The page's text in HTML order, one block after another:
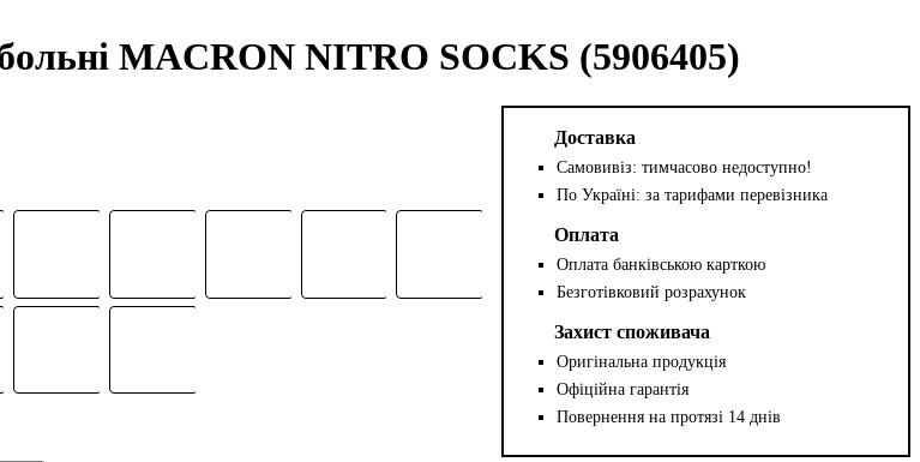
MACRON NITRO SOCKS (5906405)
Доставка
Самовивіз: тимчасово недоступно!
По Україні: за тарифами перевізника
Оплата
Оплата банківською карткою
Безготівковий розрахунок
Захист споживача
Оригінальна продукція
Офіційна гарантія
Повернення на протязі 14 днів